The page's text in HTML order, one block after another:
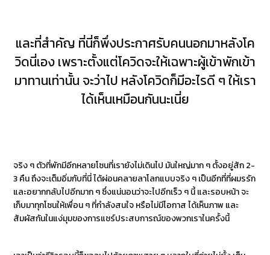
และที่สำคัญ ที่นี่ก็พึ่งประกาศรับคนนอกมาหลังโค
วิดนี่เอง เพราะตั้งแต่โควิดจะให้เฉพาะผู้เข้าพักเข้า
มาทานเท่านั้น จะว่าไป หลังโควิดก็มีอะไรดี ๆ ให้เรา
ได้เห็นเหมือนกันนะเนี่ย
จริง ๆ ตัวที่พักมีอีกหลายโซนที่เรายังไม่เดินไป มันใหญ่มาก ๆ ตั้งอยู่สัก 2-
3 คืน ถึงจะเต็มอิ่มกับที่นี่ ได้ผ่อนคลายลาโลกแบบจริง ๆ เป็นอีกที่ที่ผมรรัก
และอยากกลับไปอีกมาก ๆ ซึ่งแน่นอนว่าจะไปอีกเร็ว ๆ นี้ และรอบหน้า จะ
เก็บมาทุกโซนให้เพื่อน ๆ ที่กำลังสนใจ หรือไม่มีโอกาส ได้เห็นภาพ และ
สัมผัสกันในแง่มุมของการแชร์ประสบการณ์ของพวกเราในครั้งนี้